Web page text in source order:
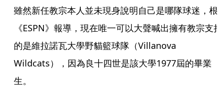
雖然新任教宗本人並未現身說明自己是哪隊球迷，根
《ESPN》報導，現在唯一可以大聲喊出擁有教宗支
的是維拉諾瓦大學野貓籃球隊（Villanova
Wildcats），因為良十四世是該大學1977屆的畢業
生。